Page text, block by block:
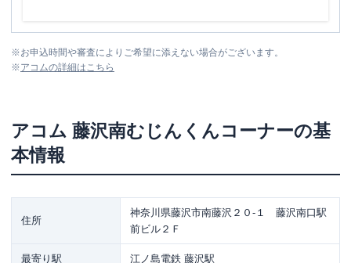
※お申込時間や審査によりご希望に添えない場合がございます。
※アコムの詳細はこちら
アコム 藤沢南むじんくんコーナーの基
本情報
住所
神奈川県藤沢市南藤沢２０-１ 藤沢南口駅
前ビル２Ｆ
最寄り駅 江ノ島電鉄 藤沢駅